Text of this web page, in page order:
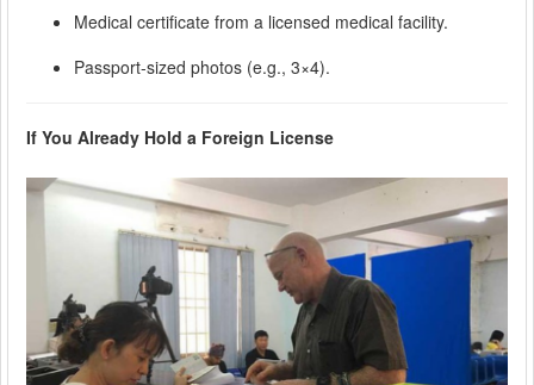
Medical certificate from a licensed medical facility.
Passport-sized photos (e.g., 3×4).
If You Already Hold a Foreign License